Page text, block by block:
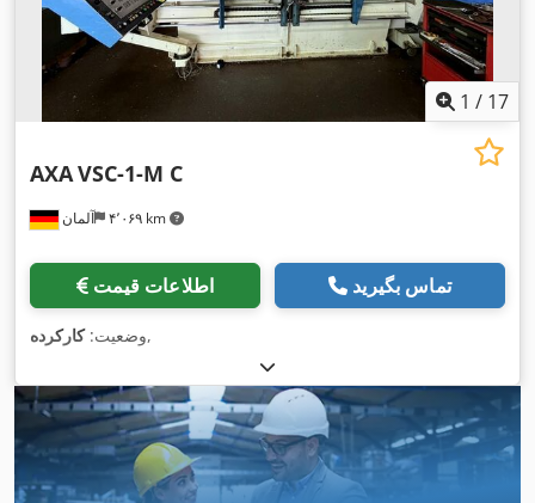
1 / 17
آلمان ۴٬۰۶۹ km
AXAVSC-1-M C
اطلاعات قیمت تماس بگیرید
وضعیت:کارکرده ,